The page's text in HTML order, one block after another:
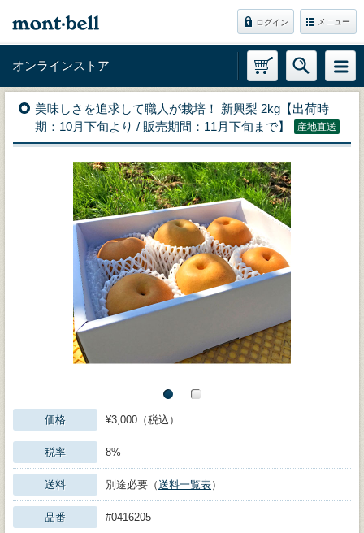
ログイン メニュー
オンラインストア
美味しさを追求して職人が栽培！ 新興梨 2kg【出荷時
期：10月下旬より / 販売期間：11月下旬まで】
産地直送
価格 ¥3,000（税込）
税率 8%
送料 別途必要（送料一覧表）
品番 #0416205